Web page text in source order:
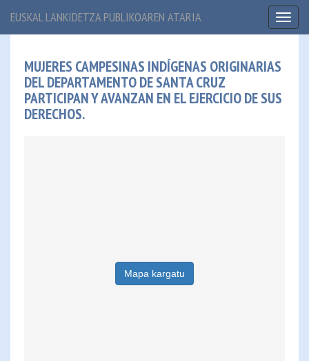
EUSKAL LANKIDETZA PUBLIKOAREN ATARIA
MUJERES CAMPESINAS INDÍGENAS ORIGINARIAS
DEL DEPARTAMENTO DE SANTA CRUZ
PARTICIPAN Y AVANZAN EN EL EJERCICIO DE SUS
DERECHOS.
Mapa kargatu